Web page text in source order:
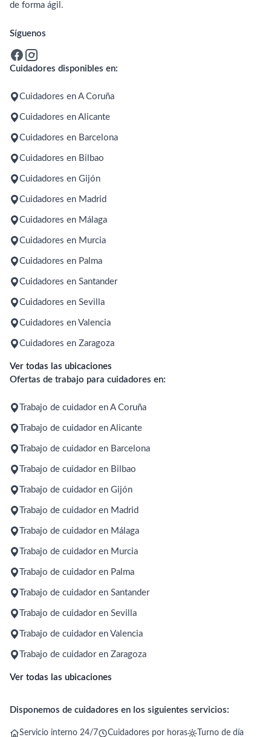
de forma ágil.
Síguenos
Cuidadores disponibles en:
Cuidadores en A Coruña
Cuidadores en Alicante
Cuidadores en Barcelona
Cuidadores en Bilbao
Cuidadores en Gijón
Cuidadores en Madrid
Cuidadores en Málaga
Cuidadores en Murcia
Cuidadores en Palma
Cuidadores en Santander
Cuidadores en Sevilla
Cuidadores en Valencia
Cuidadores en Zaragoza
Ver todas las ubicaciones
Ofertas de trabajo para cuidadores en:
Trabajo de cuidador en A Coruña
Trabajo de cuidador en Alicante
Trabajo de cuidador en Barcelona
Trabajo de cuidador en Bilbao
Trabajo de cuidador en Gijón
Trabajo de cuidador en Madrid
Trabajo de cuidador en Málaga
Trabajo de cuidador en Murcia
Trabajo de cuidador en Palma
Trabajo de cuidador en Santander
Trabajo de cuidador en Sevilla
Trabajo de cuidador en Valencia
Trabajo de cuidador en Zaragoza
Ver todas las ubicaciones
Disponemos de cuidadores en los siguientes servicios:
Servicio interno 24/7 Cuidadores por horas Turno de día